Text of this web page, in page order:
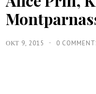
ΟΚΤ 9, 2015 0